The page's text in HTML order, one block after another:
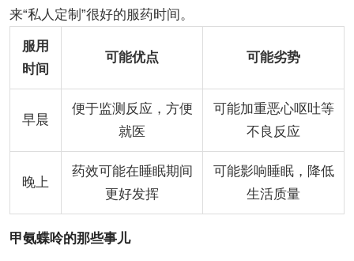
来“私人定制”很好的服药时间。
服用
时间
可能优点 可能劣势
早晨
便于监测反应，方便
就医
可能加重恶心呕吐等
不良反应
晚上
药效可能在睡眠期间
更好发挥
可能影响睡眠，降低
生活质量
甲氨蝶呤的那些事儿